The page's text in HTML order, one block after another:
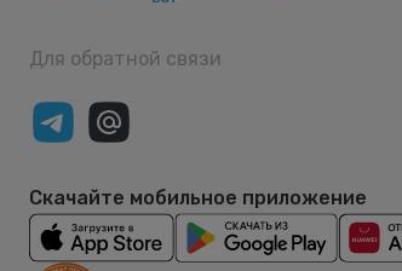
Для обратной связи
Скачайте мобильное приложение